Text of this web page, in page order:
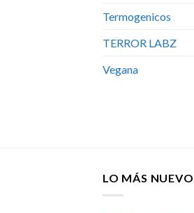
Termogenicos
TERROR LABZ
Vegana
LO MÁS NUEVO